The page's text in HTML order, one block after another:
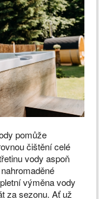
pomůže
čištění celé
vody aspoň
výměna vody
za sezonu. Ať už